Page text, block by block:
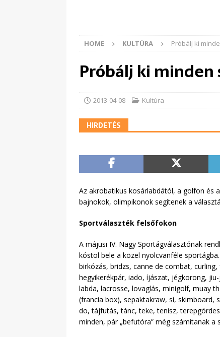
HOME KULTÚRA Próbálj ki
Próbálj ki
2013-04-08 Kultúra
HIRDETÉS
Az akrobatikus kosárlabdától, a golfon és
bajnokok, olimpikonok segítenek a
Sportválaszték felsőfokon
A májusi IV. Nagy Sportágválasztónak
kóstol bele a közel nyolcvanféle
birkózás, bridzs, canne de combat,
hegyikerékpár, iado, íjászat, jégkorong,
labda, lacrosse, lovaglás, minigolf, muay
(francia box), sepaktakraw, sí, skimboard,
do, tájfutás, tánc, teke, tenisz,
minden, pár „befutóra” még számítanak a